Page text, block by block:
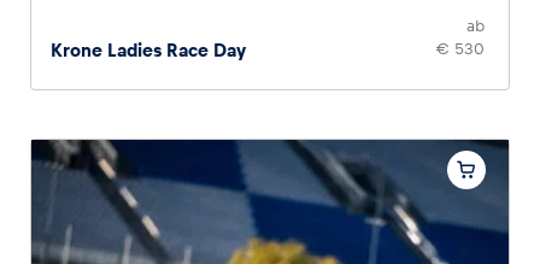
Krone Ladies Race Day
ab
€ 530